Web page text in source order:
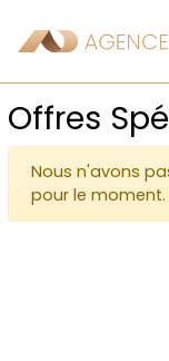
Offres
Nous n'avons
pour le moment.